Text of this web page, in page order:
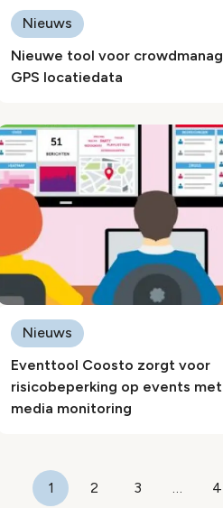
Nieuwe tool voor
GPS locatiedata
Nieuws
Eventtool Coosto zorgt voor
risicobeperking op events
media monitoring
Nieuws
Pagina
1
Pagina
2
Pagina
3 … 4